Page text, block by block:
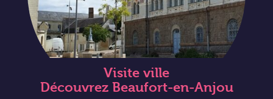
Visite ville
Découvrez Beaufort-en-Anjou